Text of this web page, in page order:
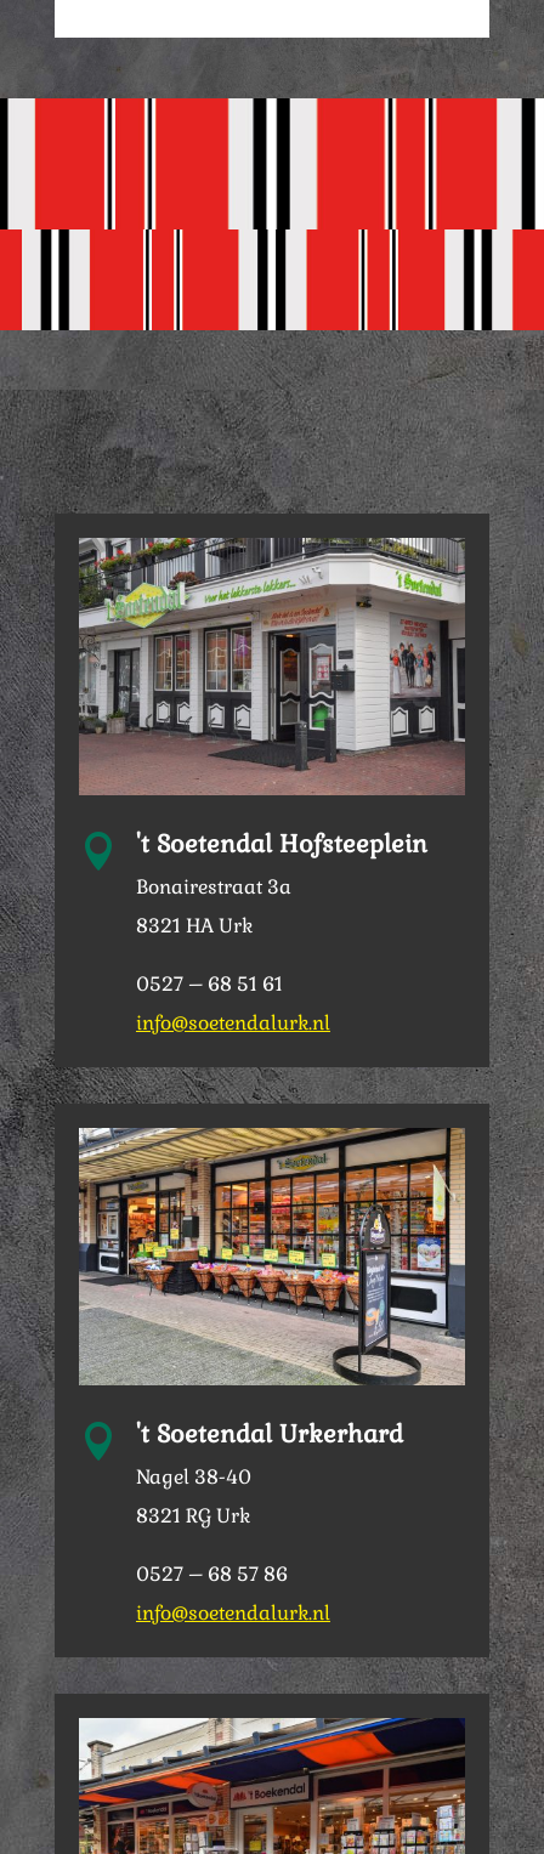
 't Soetendal Hofsteeplein
Bonairestraat 3a
8321 HA Urk
0527 – 68 51 61
info@soetendalurk.nl
 't Soetendal Urkerhard
Nagel 38-40
8321 RG Urk
0527 – 68 57 86
info@soetendalurk.nl